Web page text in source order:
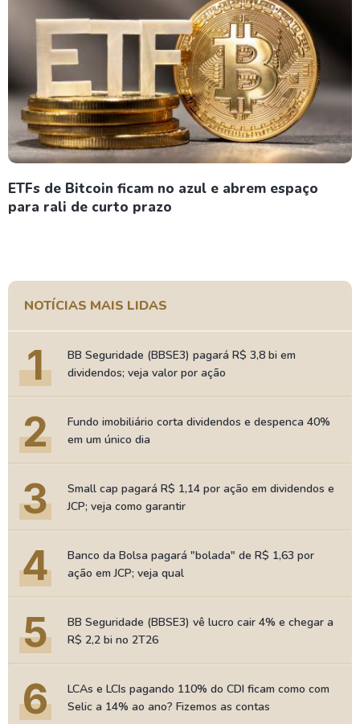
ETFs de Bitcoin ficam no azul e abrem espaço
para rali de curto prazo
NOTÍCIAS MAIS LIDAS
1
BB Seguridade (BBSE3) pagará R$ 3,8 bi em
dividendos; veja valor por ação
2
Fundo imobiliário corta dividendos e despenca 40%
em um único dia
3
Small cap pagará R$ 1,14 por ação em dividendos e
JCP; veja como garantir
4
Banco da Bolsa pagará "bolada" de R$ 1,63 por
ação em JCP; veja qual
5
BB Seguridade (BBSE3) vê lucro cair 4% e chegar a
R$ 2,2 bi no 2T26
6
LCAs e LCIs pagando 110% do CDI ficam como com
Selic a 14% ao ano? Fizemos as contas